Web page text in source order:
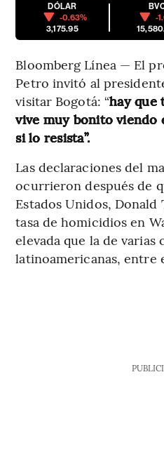
DÓLAR
-0.63%
3,175.95
-
Bloomberg Línea — El
Petro invitó al
visitar Bogotá: “hay que
vive muy bonito viendo
si lo resista”.
Las declaraciones del
ocurrieron después de
Estados Unidos, Donald
tasa de homicidios en
elevada que la de varias
latinoamericanas, entre